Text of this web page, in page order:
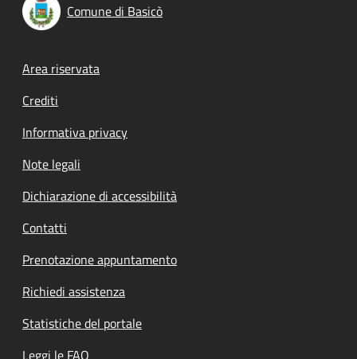
Comune di Basicò
Footer menu
Area riservata
Crediti
Informativa privacy
Note legali
Dichiarazione di accessibilità
Contatti
Prenotazione appuntamento
Richiedi assistenza
Statistiche del portale
Leggi le FAQ